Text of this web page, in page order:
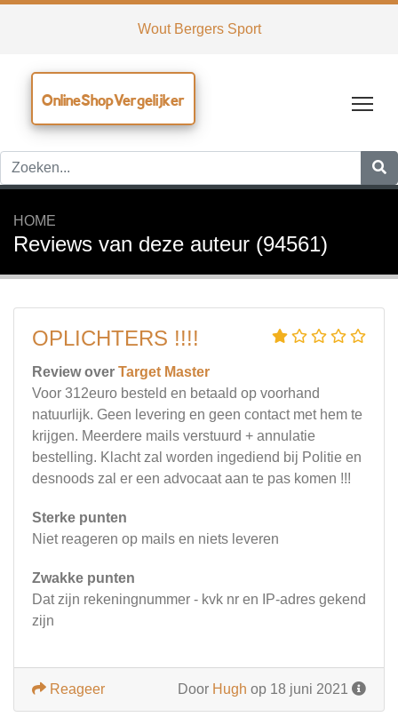
Wout Bergers Sport
OnlineShopVergelijker
HOME
Reviews van deze auteur (94561)
OPLICHTERS !!!!
Review over Target Master
Voor 312euro besteld en betaald op voorhand
natuurlijk. Geen levering en geen contact met hem te
krijgen. Meerdere mails verstuurd + annulatie
bestelling. Klacht zal worden ingediend bij Politie en
desnoods zal er een advocaat aan te pas komen !!!
Sterke punten
Niet reageren op mails en niets leveren
Zwakke punten
Dat zijn rekeningnummer - kvk nr en IP-adres gekend
zijn
Door Hugh op 18 juni 2021
Reageer